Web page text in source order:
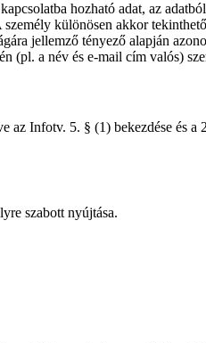
hozható adat, az
különösen akkor
jellemző tényező alapján
(pl. a név és e-mail cím valós)
az Infotv. 5. § (1) bekezdése
szabott nyújtása.